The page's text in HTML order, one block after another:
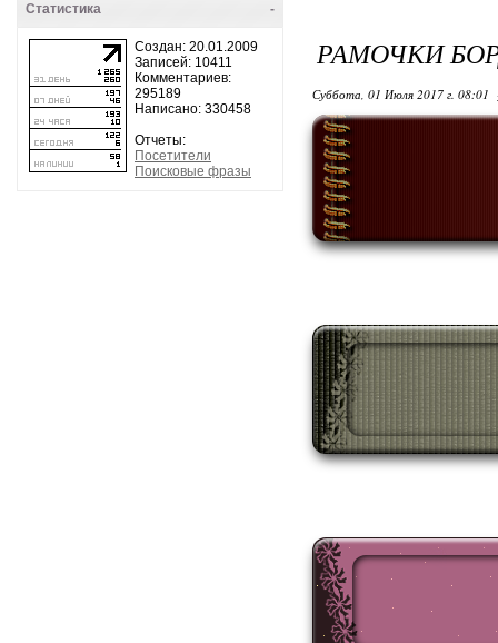
-
Статистика
Создан: 20.01.2009
Записей: 10411
Комментариев:
295189
Написано: 330458
Отчеты:
Посетители
Поисковые фразы
РАМОЧКИ
Суббота, 01 Июля 2017 г. 08:01